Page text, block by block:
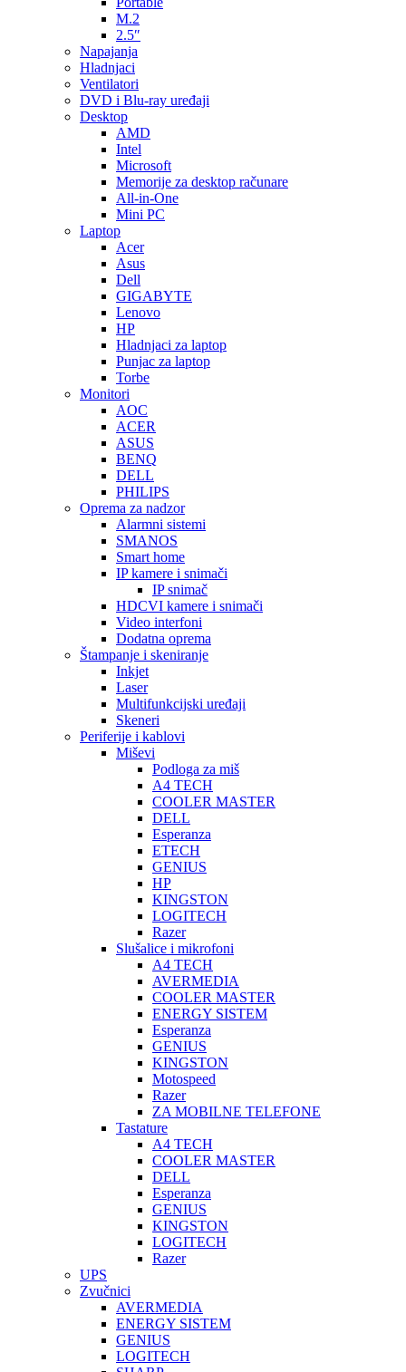
M.2
2.5″
Napajanja
Hladnjaci
Ventilatori
DVD i Blu-ray uređaji
Desktop
AMD
Intel
Microsoft
Memorije za desktop računare
All-in-One
Mini PC
Laptop
Acer
Asus
Dell
GIGABYTE
Lenovo
HP
Hladnjaci za laptop
Punjac za laptop
Torbe
Monitori
AOC
ACER
ASUS
BENQ
DELL
PHILIPS
Oprema za nadzor
Alarmni sistemi
SMANOS
Smart home
IP kamere i snimači
IP snimač
HDCVI kamere i snimači
Video interfoni
Dodatna oprema
Štampanje i skeniranje
Inkjet
Laser
Multifunkcijski uređaji
Skeneri
Periferije i kablovi
Miševi
Podloga za miš
A4 TECH
COOLER MASTER
DELL
Esperanza
ETECH
GENIUS
HP
KINGSTON
LOGITECH
Razer
Slušalice i mikrofoni
A4 TECH
AVERMEDIA
COOLER MASTER
ENERGY SISTEM
Esperanza
GENIUS
KINGSTON
Motospeed
Razer
ZA MOBILNE TELEFONE
Tastature
A4 TECH
COOLER MASTER
DELL
Esperanza
GENIUS
KINGSTON
LOGITECH
Razer
UPS
Zvučnici
AVERMEDIA
ENERGY SISTEM
GENIUS
LOGITECH